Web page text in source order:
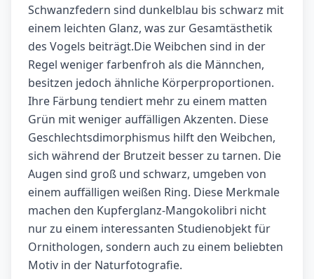
Schwanzfedern sind dunkelblau bis schwarz mit
einem leichten Glanz, was zur Gesamtästhetik
des Vogels beiträgt.Die Weibchen sind in der
Regel weniger farbenfroh als die Männchen,
besitzen jedoch ähnliche Körperproportionen.
Ihre Färbung tendiert mehr zu einem matten
Grün mit weniger auffälligen Akzenten. Diese
Geschlechtsdimorphismus hilft den Weibchen,
sich während der Brutzeit besser zu tarnen. Die
Augen sind groß und schwarz, umgeben von
einem auffälligen weißen Ring. Diese Merkmale
machen den Kupferglanz-Mangokolibri nicht
nur zu einem interessanten Studienobjekt für
Ornithologen, sondern auch zu einem beliebten
Motiv in der Naturfotografie.